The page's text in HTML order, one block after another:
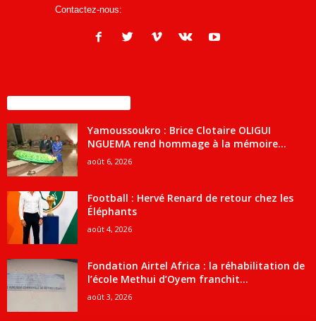
Contactez-nous:
Yamoussoukro : Brice Clotaire OLIGUI
NGUEMA rend hommage à la mémoire...
août 6, 2026
Football : Hervé Renard de retour chez les
Éléphants
août 4, 2026
Fondation Airtel Africa : la réhabilitation de
l’école Methui d’Oyem franchit...
août 3, 2026